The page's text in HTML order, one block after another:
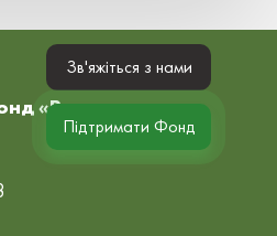
«Рокада»
Зв'яжіться з нами
Підтримати Фонд